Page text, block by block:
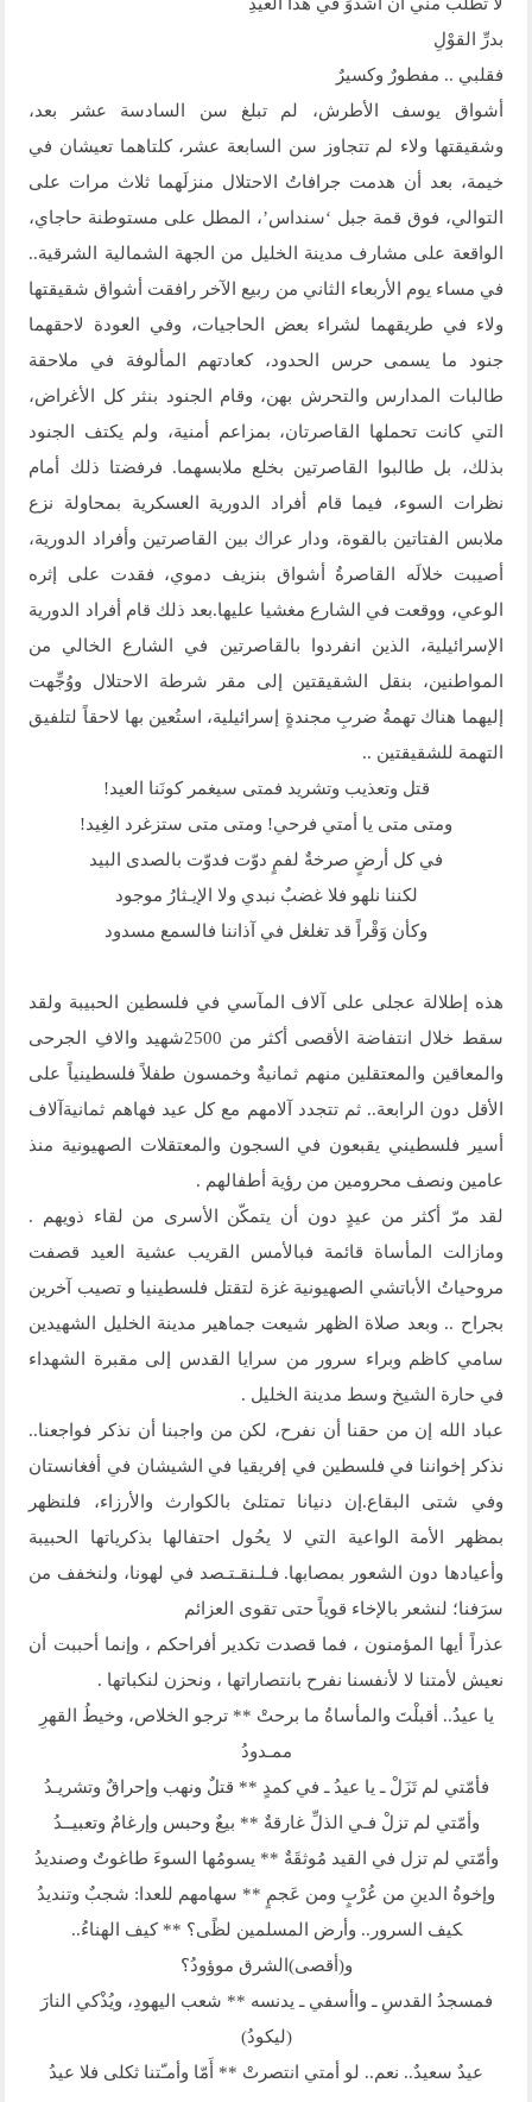
بدرِّ القوْلِ
فقلبي .. مفطورٌ وكسيرٌ
أشواق يوسف الأطرش، لم تبلغ سن السادسة عشر بعد،
وشقيقتها ولاء لم تتجاوز سن السابعة عشر، كلتاهما تعيشان في
خيمة، بعد أن هدمت جرافاتُ الاحتلال منزلَهما ثلاث مرات على
التوالي، فوق قمة جبل ‘سنداس’، المطل على مستوطنة حاجاي،
الواقعة على مشارف مدينة الخليل من الجهة الشمالية الشرقية..
في مساء يوم الأربعاء الثاني من ربيع الآخر رافقت أشواق شقيقتها
ولاء في طريقهما لشراء بعض الحاجيات، وفي العودة لاحقهما
جنود ما يسمى حرس الحدود، كعادتهم المألوفة في ملاحقة
طالبات المدارس والتحرش بهن، وقام الجنود بنثر كل الأغراض،
التي كانت تحملها القاصرتان، بمزاعم أمنية، ولم يكتف الجنود
بذلك، بل طالبوا القاصرتين بخلع ملابسهما. فرفضتا ذلك أمام
نظرات السوء، فيما قام أفراد الدورية العسكرية بمحاولة نزع
ملابس الفتاتين بالقوة، ودار عراك بين القاصرتين وأفراد الدورية،
أصيبت خلالَه القاصرةُ أشواق بنزيف دموي، فقدت على إثره
الوعي، ووقعت في الشارع مغشيا عليها.بعد ذلك قام أفراد الدورية
الإسرائيلية، الذين انفردوا بالقاصرتين في الشارع الخالي من
المواطنين، بنقل الشقيقتين إلى مقر شرطة الاحتلال ووُجِّهت
إليهما هناك تهمةُ ضربِ مجندةٍ إسرائيلية، استُعين بها لاحقاً لتلفيق
التهمة للشقيقتين ..
قتل وتعذيب وتشريد فمتى سيغمر كونَنا العيد!
ومتى متى يا أمتي فرحي! ومتى متى ستزغرد الغِيد!
في كل أرضٍ صرخةٌ لفمٍ دوّت فدوّت بالصدى البيد
لكننا نلهو فلا غضبٌ نبدي ولا الإيـثارُ موجود
وكأن وَقْراً قد تغلغل في آذاننا فالسمع مسدود
هذه إطلالة عجلى على آلاف المآسي في فلسطين الحبيبة ولقد
سقط خلال انتفاضة الأقصى أكثر من 2500شهيد والافِ الجرحى
والمعاقين والمعتقلين منهم ثمانيةٌ وخمسون طفلاً فلسطينياً على
الأقل دون الرابعة.. ثم تتجدد آلامهم مع كل عيد فهاهم ثمانيةآلاف
أسير فلسطيني يقبعون في السجون والمعتقلات الصهيونية منذ
عامين ونصف محرومين من رؤية أطفالهم .
لقد مرّ أكثر من عيدٍ دون أن يتمكّن الأسرى من لقاء ذويهم .
ومازالت المأساة قائمة فبالأمس القريب عشية العيد قصفت
مروحياتُ الأباتشي الصهيونية غزة لتقتل فلسطينيا و تصيب آخرين
بجراح .. وبعد صلاة الظهر شيعت جماهير مدينة الخليل الشهيدين
سامي كاظم وبراء سرور من سرايا القدس إلى مقبرة الشهداء
في حارة الشيخ وسط مدينة الخليل .
عباد الله إن من حقنا أن نفرح، لكن من واجبنا أن نذكر فواجعنا..
نذكر إخواننا في فلسطين في إفريقيا في الشيشان في أفغانستان
وفي شتى البقاع.إن دنيانا تمتلئ بالكوارث والأرزاء، فلنظهر
بمظهر الأمة الواعية التي لا يحُول احتفالها بذكرياتها الحبيبة
وأعيادها دون الشعور بمصابها. فـلـنقـتـصد في لهونا، ولنخفف من
سرَفنا؛ لنشعر بالإخاء قوياً حتى تقوى العزائم
عذراً أيها المؤمنون ، فما قصدت تكدير أفراحكم ، وإنما أحببت أن
نعيش لأمتنا لا لأنفسنا نفرح بانتصاراتها ، ونحزن لنكباتها .
يا عيدُ.. أقبلْتَ والمأساةُ ما برحتْ ** ترجو الخلاص، وخيطُ القهرِ
ممـدودُ
فأمّتي لم تَزَلْ ـ يا عيدُ ـ في كمدٍ ** قتلٌ ونهب وإحراقٌ وتشريـدُ
وأمّتي لم تزلْ فـي الذلِّ غارقةٌ ** بيعٌ وحبس وإرغامٌ وتعبيــدُ
وأمّتي لم تزل في القيد مُوثقَةٌ ** يسومُها السوءَ طاغوتٌ وصنديدُ
وإخوةُ الدينِ من عُرْبٍ ومن عَجمٍ ** سهامهم للعدا: شجبٌ وتنديدُ
‍‍‍‍‍‍‍‍‍‍‍‍كيف السرور.. وأرض المسلمين لظًى؟ ** كيف الهناءُ..
و(أقصى)الشرق موؤودُ؟
فمسجدُ القدسِ ـ واأسفي ـ يدنسه ** شعب اليهودِ، ويُذْكي النارَ
(ليكودُ)
عيدٌ سعيدٌ.. نعم.. لو أمتي انتصرتْ ** أَمّا وأمـّتنا ثكلى فلا عيدُ‍